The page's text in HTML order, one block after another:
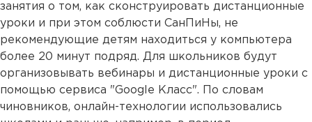
занятия о том, как сконструировать дистанционные
уроки и при этом соблюсти СанПиНы, не
рекомендующие детям находиться у компьютера
более 20 минут подряд. Для школьников будут
организовывать вебинары и дистанционные уроки с
помощью сервиса "Google Класс". По словам
чиновников, онлайн-технологии использовались